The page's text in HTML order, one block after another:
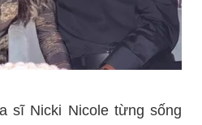
sĩ Nicki Nicole từng sống